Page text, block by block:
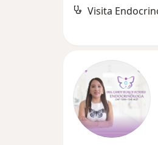
Visita